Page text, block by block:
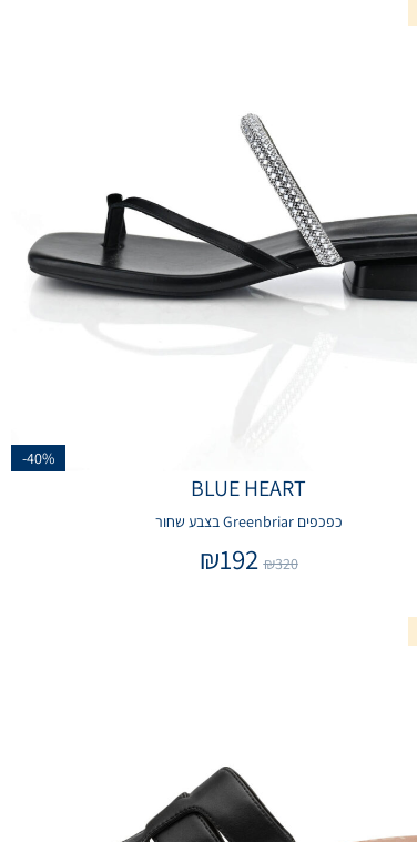
-40%
BLUE HEART
כפכפים Greenbriar בצבע שחור
₪320
₪192